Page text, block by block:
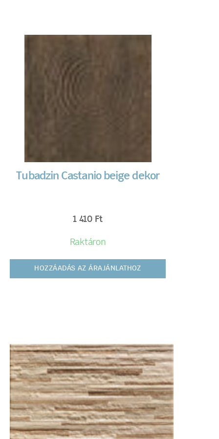
Tubadzin Castanio beige dekor
1 410 Ft
Raktáron
HOZZÁADÁS AZ ÁRAJÁNLATHOZ